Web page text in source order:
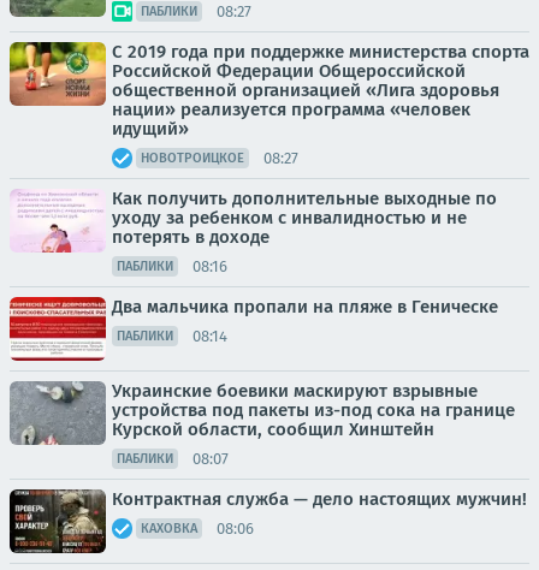
ПАБЛИКИ 08:27
С 2019 года при поддержке министерства спорта
Российской Федерации Общероссийской
общественной организацией «Лига здоровья
нации» реализуется программа «человек
идущий»
НОВОТРОИЦКОЕ 08:27
Как получить дополнительные выходные по
уходу за ребенком с инвалидностью и не
потерять в доходе
ПАБЛИКИ 08:16
Два мальчика пропали на пляже в Геническе
ПАБЛИКИ 08:14
Украинские боевики маскируют взрывные
устройства под пакеты из-под сока на границе
Курской области, сообщил Хинштейн
ПАБЛИКИ 08:07
Контрактная служба — дело настоящих мужчин!
КАХОВКА 08:06